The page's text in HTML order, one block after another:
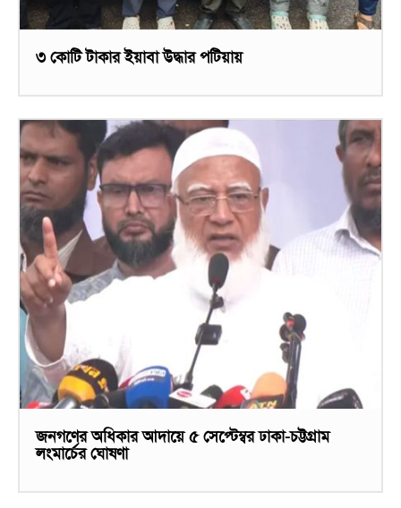
৩ কোটি টাকার ইয়াবা উদ্ধার পটিয়ায়
জনগণের অধিকার আদায়ে ৫ সেপ্টেম্বর ঢাকা-চট্টগ্রাম
লংমার্চের ঘোষণা